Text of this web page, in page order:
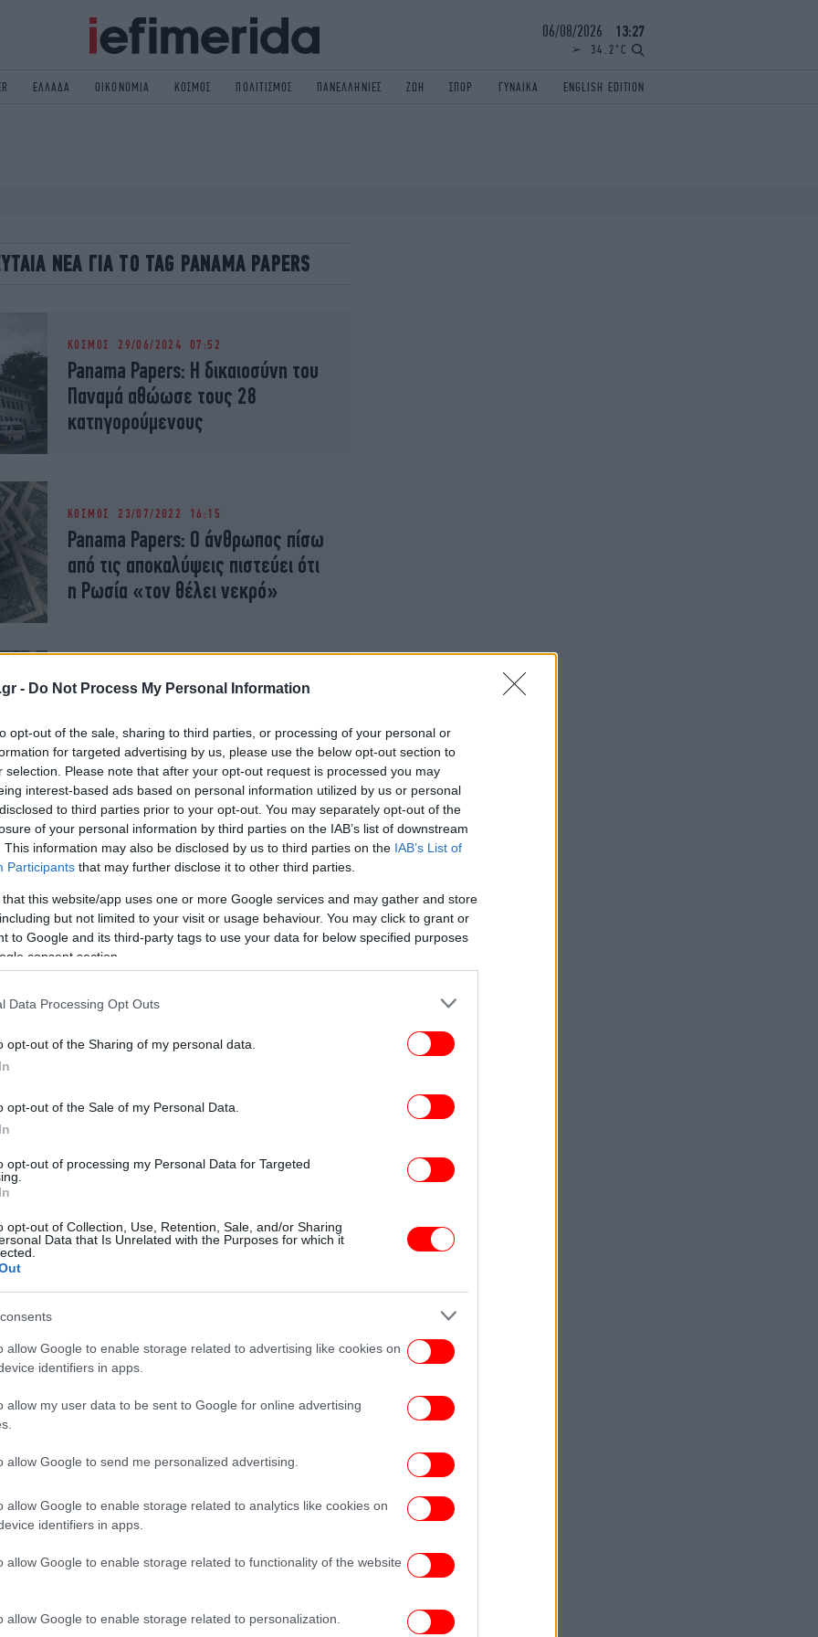
- Do Not Process My Personal Information
opt-out of the sale, sharing to third parties, or processing of your personal or
for targeted advertising by us, please use the below opt-out section to
selection. Please note that after your opt-out request is processed you may
interest-based ads based on personal information utilized by us or personal
to third parties prior to your opt-out. You may separately opt-out of the
of your personal information by third parties on the IAB’s list of downstream
This information may also be disclosed by us to third parties on the IAB’s List of
Participants that may further disclose it to other third parties.
that this website/app uses one or more Google services and may gather and store
but not limited to your visit or usage behaviour. You may click to grant or
to Google and its third-party tags to use your data for below specified purposes
consent section.
Data Processing Opt Outs
opt-out of the Sharing of my personal data.
opt-out of the Sale of my Personal Data.
opt-out of processing my Personal Data for Targeted
opt-out of Collection, Use, Retention, Sale, and/or Sharing
Data that Is Unrelated with the Purposes for which it
allow Google to enable storage related to advertising like cookies on
identifiers in apps.
allow my user data to be sent to Google for online advertising
allow Google to send me personalized advertising.
allow Google to enable storage related to analytics like cookies on
identifiers in apps.
allow Google to enable storage related to functionality of the website
allow Google to enable storage related to personalization.
06/08/2026 13:27
34.2°C
ΕΛΛΑΔΑ ΟΙΚΟΝΟΜΙΑ ΚΟΣΜΟΣ ΠΟΛΙΤΙΣΜΟΣ ΠΑΝΕΛΛΗΝΙΕΣ ΖΩΗ ΣΠΟΡ ΓΥΝΑΙΚΑ ENGLISH EDITION
PODCAST
ΝΕΑ ΓΙΑ ΤΟ TAG PANAMA PAPERS
ΚΟΣΜΟΣ 29/06/2024 07:52
Panama Papers: Η δικαιοσύνη του
Παναμά αθώωσε τους 28
κατηγορούμενους
ΚΟΣΜΟΣ 23/07/2022 16:15
Panama Papers: Ο άνθρωπος πίσω
από τις αποκαλύψεις πιστεύει ότι
η Ρωσία «τον θέλει νεκρό»
ΚΟΣΜΟΣ 26/01/2022 03:43
πρόσωπα παραπέμπονται στην
παναμαϊκή δικαιοσύνη
ΚΟΣΜΟΣ 06/10/2021 15:22
Αναστασιάδης για Pandora Papers:
«Αναφέρεται απλώς η εταιρεία
που φέρει το όνομά μου»
πλούτος και τα μυστικά των
offshore ηγετών, σταρ,
Pandora Papers: Αποκαλύψεις για
πασίγνωστα ονόματα εμπλέκονται
Panama Papers: Εντάλματα
εταιρείας Mossack Fonseca
ΚΟΣΜΟΣ 01/12/2019 07:40
Μάλτα: Συνταρακτικές
ξεσκέπασε τα Panama Papers